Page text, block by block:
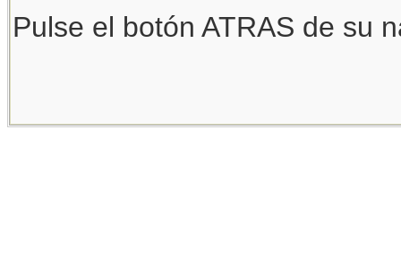
Pulse el botón ATRAS de su